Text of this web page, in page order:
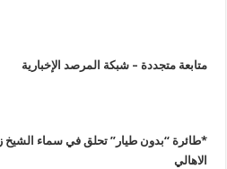
متابعة متجددة – شبكة المرصد الإخبارية
*طائرة “بدون طيار” تحلق في سماء الشيخ
الاهالي